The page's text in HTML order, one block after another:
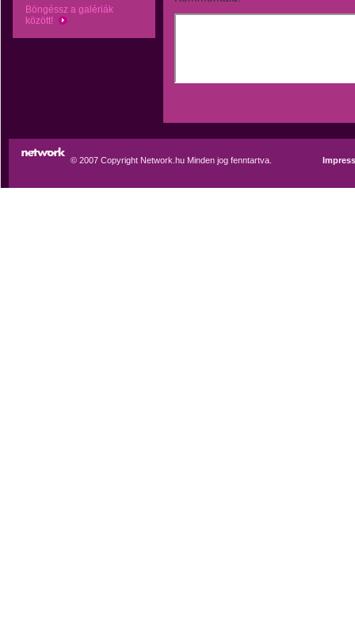
Böngéssz a galériák
között!
© 2007 Copyright Network.hu Minden jog fenntartva.